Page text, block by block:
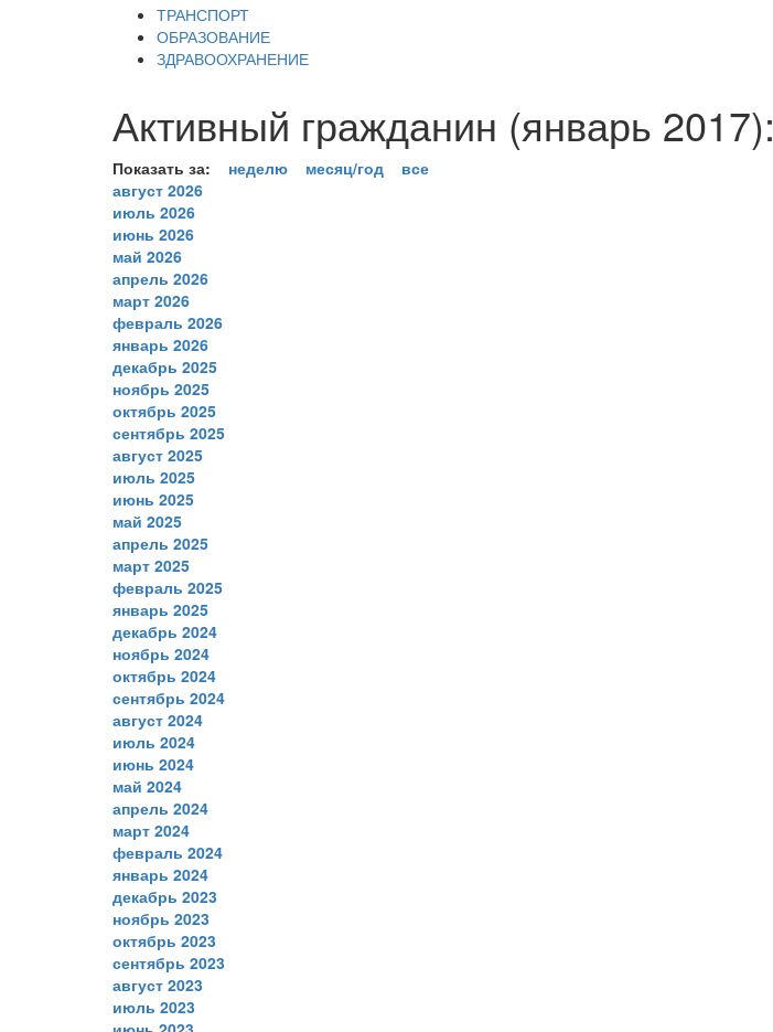
ТРАНСПОРТ
ОБРАЗОВАНИЕ
ЗДРАВООХРАНЕНИЕ
Активный гражданин (январь 2017):
Показать за: неделю месяц/год
все
август 2026
июль 2026
июнь 2026
май 2026
апрель 2026
март 2026
февраль 2026
январь 2026
декабрь 2025
ноябрь 2025
октябрь 2025
сентябрь 2025
август 2025
июль 2025
июнь 2025
май 2025
апрель 2025
март 2025
февраль 2025
январь 2025
декабрь 2024
ноябрь 2024
октябрь 2024
сентябрь 2024
август 2024
июль 2024
июнь 2024
май 2024
апрель 2024
март 2024
февраль 2024
январь 2024
декабрь 2023
ноябрь 2023
октябрь 2023
сентябрь 2023
август 2023
июль 2023